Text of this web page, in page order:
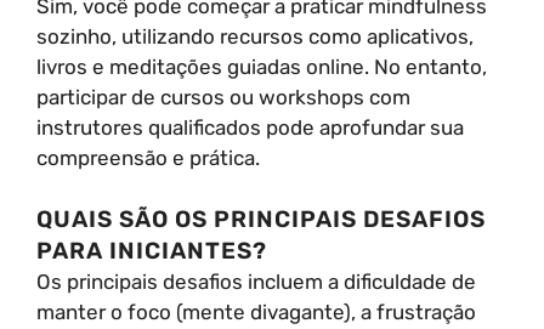
Sim, você pode começar a praticar mindfulness
sozinho, utilizando recursos como aplicativos,
livros e meditações guiadas online. No entanto,
participar de cursos ou workshops com
instrutores qualificados pode aprofundar sua
compreensão e prática.
QUAIS SÃO OS PRINCIPAIS DESAFIOS
PARA INICIANTES?
Os principais desafios incluem a dificuldade de
manter o foco (mente divagante), a frustração